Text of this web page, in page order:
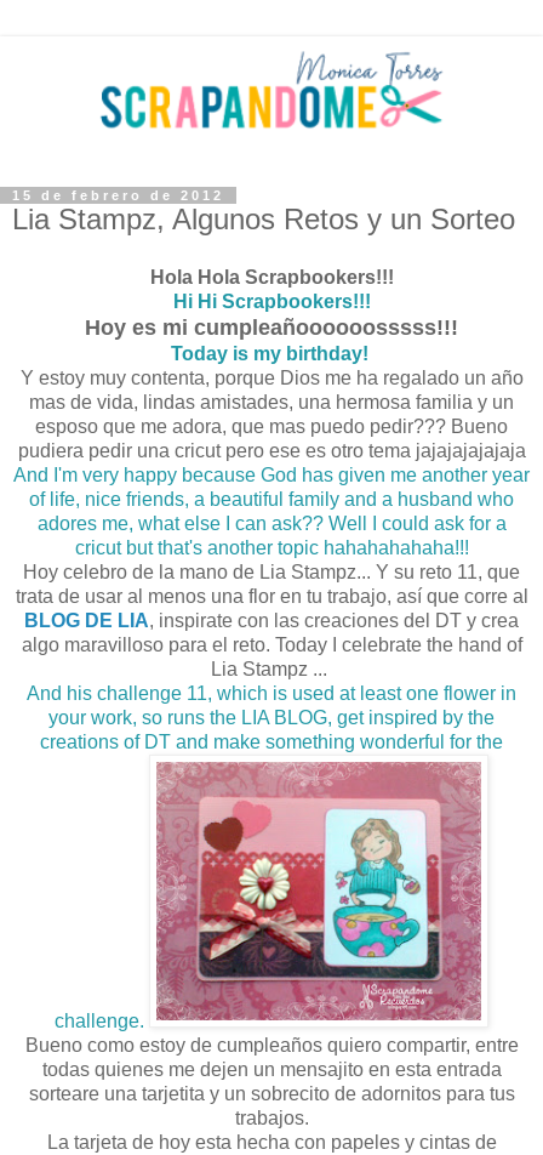
15 de febrero de 2012
Lia Stampz, Algunos Retos y un Sorteo
Hola Hola Scrapbookers!!!
Hi Hi Scrapbookers!!!
Hoy es mi cumpleañoooooosssss!!!
Today is my birthday!
Y estoy muy contenta, porque Dios me ha regalado un año
mas de vida, lindas amistades, una hermosa familia y un
esposo que me adora, que mas puedo pedir??? Bueno
pudiera pedir una cricut pero ese es otro tema jajajajajajaja
And I'm very happy because God has given me another year
of life, nice friends, a beautiful family and a husband who
adores me, what else I can ask?? Well I could ask for a
cricut but that's another topic hahahahahaha!!!
Hoy celebro de la mano de Lia Stampz... Y su reto 11, que
trata de usar al menos una flor en tu trabajo, así que corre al
BLOG DE LIA, inspirate con las creaciones del DT y crea
algo maravilloso para el reto. Today I celebrate the hand of
Lia Stampz ...
And his challenge 11, which is used at least one flower in
your work, so runs the LIA BLOG, get inspired by the
creations of DT and make something wonderful for the
challenge.
Bueno como estoy de cumpleaños quiero compartir, entre
todas quienes me dejen un mensajito en esta entrada
sorteare una tarjetita y un sobrecito de adornitos para tus
trabajos.
La tarjeta de hoy esta hecha con papeles y cintas de